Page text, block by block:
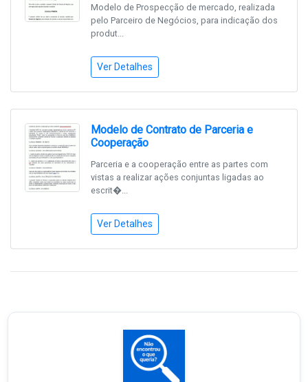
Modelo de Prospecção de mercado, realizada
pelo Parceiro de Negócios, para indicação dos
produt...
Ver Detalhes
Modelo de Contrato de Parceria e
Cooperação
Parceria e a cooperação entre as partes com
vistas a realizar ações conjuntas ligadas ao
escrit�...
Ver Detalhes